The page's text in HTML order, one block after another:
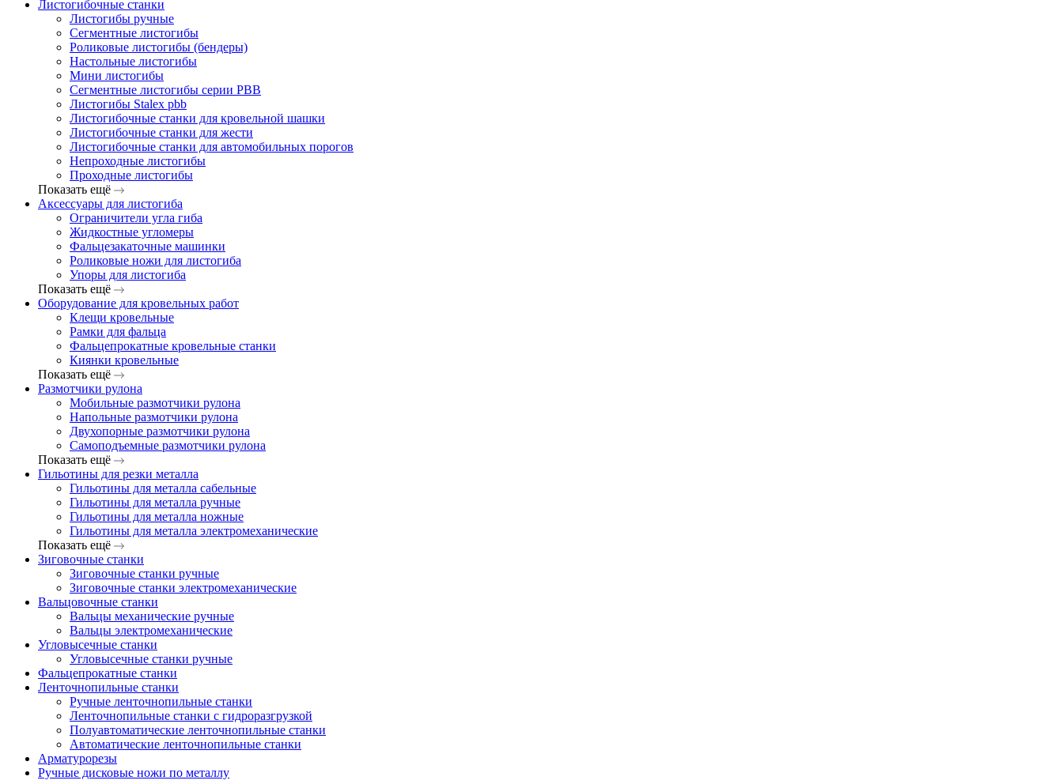
Листогибочные станки
Листогибы ручные
Сегментные листогибы
Роликовые листогибы (бендеры)
Настольные листогибы
Мини листогибы
Сегментные листогибы серии PBB
Листогибы Stalex pbb
Листогибочные станки для кровельной шашки
Листогибочные станки для жести
Листогибочные станки для автомобильных порогов
Непроходные листогибы
Проходные листогибы
Показать ещё
Аксессуары для листогиба
Ограничители угла гиба
Жидкостные угломеры
Фальцезакаточные машинки
Роликовые ножи для листогиба
Упоры для листогиба
Показать ещё
Оборудование для кровельных работ
Клещи кровельные
Рамки для фальца
Фальцепрокатные кровельные станки
Киянки кровельные
Показать ещё
Размотчики рулона
Мобильные размотчики рулона
Напольные размотчики рулона
Двухопорные размотчики рулона
Самоподъемные размотчики рулона
Показать ещё
Гильотины для резки металла
Гильотины для металла сабельные
Гильотины для металла ручные
Гильотины для металла ножные
Гильотины для металла электромеханические
Показать ещё
Зиговочные станки
Зиговочные станки ручные
Зиговочные станки электромеханические
Вальцовочные станки
Вальцы механические ручные
Вальцы электромеханические
Угловысечные станки
Угловысечные станки ручные
Фальцепрокатные станки
Ленточнопильные станки
Ручные ленточнопильные станки
Ленточнопильные станки с гидроразгрузкой
Полуавтоматические ленточнопильные станки
Автоматические ленточнопильные станки
Арматурорезы
Ручные дисковые ножи по металлу